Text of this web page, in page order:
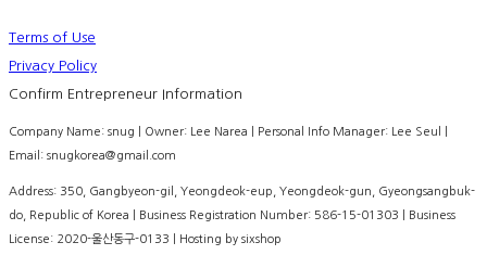
Terms of Use
Privacy Policy
Confirm Entrepreneur Information
Company Name: snug | Owner: Lee Narea | Personal Info Manager: Lee Seul |
Email: snugkorea@gmail.com
Address: 350, Gangbyeon-gil, Yeongdeok-eup, Yeongdeok-gun, Gyeongsangbuk-
do, Republic of Korea | Business Registration Number: 586-15-01303 | Business
License: 2020-울산동구-0133 | Hosting by sixshop